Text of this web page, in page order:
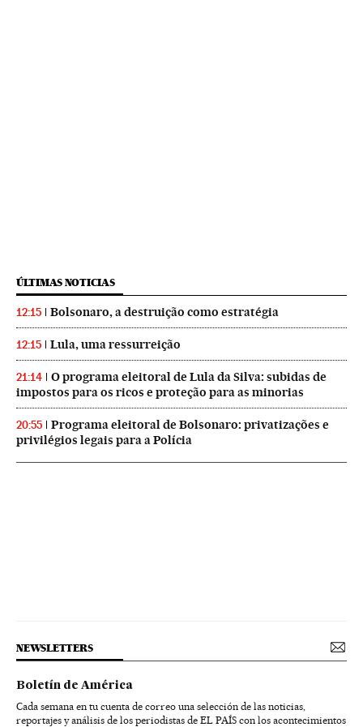
ÚLTIMAS NOTICIAS
12:15 Bolsonaro, a destruição como estratégia
12:15 Lula, uma ressurreição
21:14
O programa eleitoral de Lula da Silva: subidas de
impostos para os ricos e proteção para as minorias
20:55
Programa eleitoral de Bolsonaro: privatizações e
privilégios legais para a Polícia
NEWSLETTERS
Boletín de América
Cada semana en tu cuenta de correo una selección de las noticias,
reportajes y análisis de los periodistas de EL PAÍS con los acontecimientos